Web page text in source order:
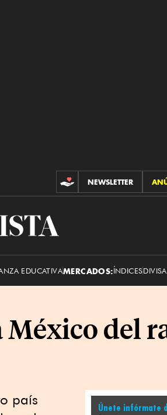
CONTRIBUCIONES
NEWSLETTER
EDUCATIVAMERCADOS:ÍNDICES
México del
país
Únete infórmate